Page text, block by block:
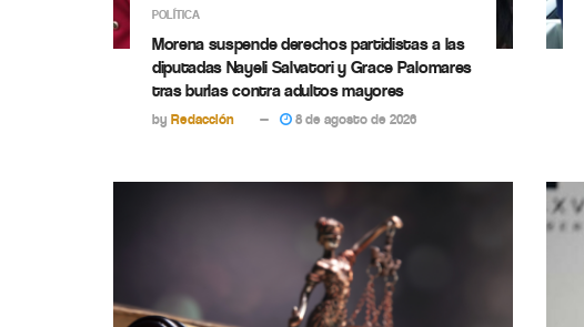
POLÍTICA
Morena suspende derechos partidistas a las
diputadas Nayeli Salvatori y Grace Palomares
tras burlas contra adultos mayores
by Redacción 8 de agosto de 2026